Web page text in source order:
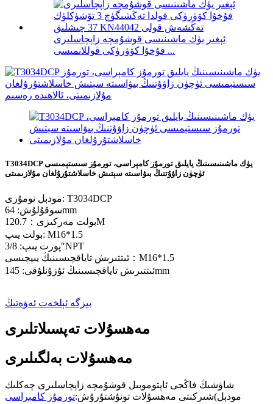
ئېغىر يۈك ماشىنىسى قوشۇمچە زاپچاسلىرى
فۇخۇا كۆۋرۈكى قوللانمىسى ...
T3034DCP يۈك ماشىنىسىنىڭ يايلىق تورمۇز كامېراسى، تورمۇز سىستېمىسى
ئۈچۈن زاۋۇتنىڭ بىۋاسىتە سېتىش خاسلاشتۇرۇلغان مۇلازىمىتى
مودېل نومۇرى: T3034DCP
سوقۇلۇش: 64mm
بولت مەركىزى：120.7M
بولت يىپ: M16*1.5
پورت يىپ: 3/8″NPT
ئىتتىرىش تاياقچىسىنىڭ يىپچىسى：M16*1.5
ئىتتىرىش تاياقچىسىنىڭ ئۇزۇنلۇقى: 145mm
بىزگە ئېلخەت ئەۋەتىڭ
مەھسۇلات تەپسىلاتلىرى
مەھسۇلات بەلگىلىرى
شاۋشىڭ فاڭجى ئاپتوموبىل قوشۇمچە زاپچاسلىرى چەكلىك
شىركىتى مەھسۇلات تونۇشتۇرۇش:تورمۇز كامېراسى
(مودېل